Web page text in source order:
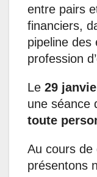
entre pairs
financiers,
pipeline des
profession
Le 29
une séance
toute
Au cours de
présentons